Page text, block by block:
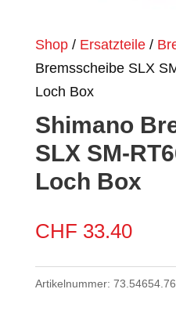
Shop/ Ersatzteile/
Bremsscheibe SLX
Loch Box
Shimano
SLX SM-
Loch Box
CHF 33.40
Artikelnummer: